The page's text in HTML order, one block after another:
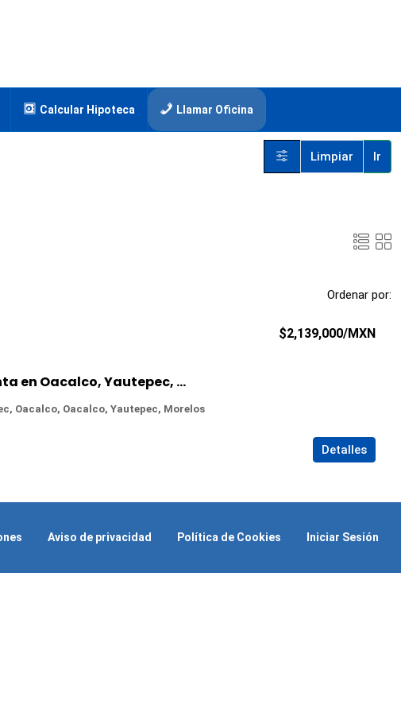
Calcular Hipoteca Llamar Oficina
Limpiar Ir
Ordenar por:
Terreno en Venta en Oacalco, Yautepec, Morelos
$2,139,000/MXN
Oacalco, Oacalco, Yautepec, Morelos
Detalles
Aviso de privacidad Política de Cookies Iniciar Sesión